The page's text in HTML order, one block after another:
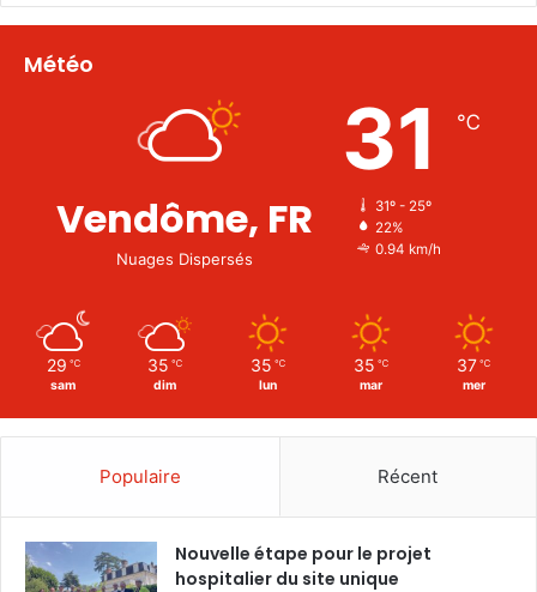
Météo
Vendôme, FR
Nuages Dispersés
31 ℃
31º - 25º
22%
0.94 km/h
29 ℃
sam
35 ℃
dim
35 ℃
lun
35 ℃
mar
37 ℃
mer
Populaire Récent
Nouvelle étape pour le projet
hospitalier du site unique